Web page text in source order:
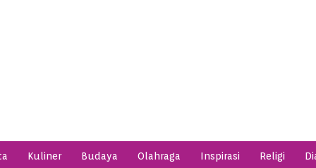
Kuliner Budaya Olahraga Inspirasi Religi